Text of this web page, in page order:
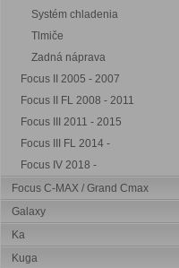
Systém chladenia
Tlmiče
Zadná náprava
Focus II 2005 - 2007
Focus II FL 2008 - 2011
Focus III 2011 - 2015
Focus III FL 2014 -
Focus IV 2018 -
Focus C-MAX / Grand Cmax
Galaxy
Ka
Kuga